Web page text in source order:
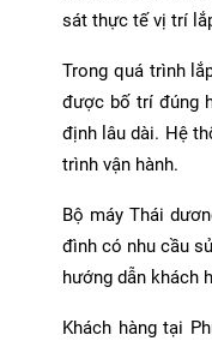
sát thực tế vị trí
Trong quá trình
được bố trí đúng
định lâu dài. Hệ
trình vận hành.
Bộ máy Thái
đình có nhu cầu
hướng dẫn khách
Khách hàng tại